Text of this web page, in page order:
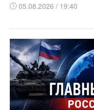
05.08.2026 / 19:40